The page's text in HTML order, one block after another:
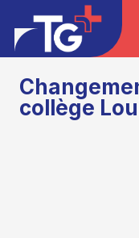
collège